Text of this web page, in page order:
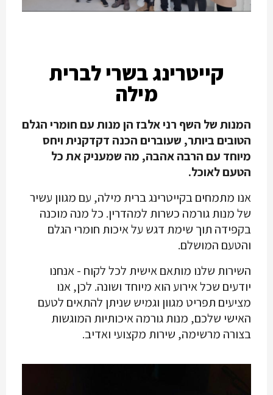
קייטרינג בשרי לברית
מילה
המנות של השף רני אלבז הן מנות עם חומרי הגלם
הטובים ביותר, שעוברים הכנה דקדקנית ויחס
מיוחד עם הרבה אהבה, מה שמעניק את כל
הטעם לאוכל.
אנו מתמחים בקייטרינג ברית מילה, עם מגוון עשיר
של מנות גורמה כשרות למהדרין. כל מנה מוכנה
בקפידה תוך שימת דגש על איכות חומרי הגלם
והטעם המושלם.
השירות שלנו מותאם אישית לכל לקוח - אנחנו
יודעים שכל אירוע הוא מיוחד ושונה. לכן, אנו
מציעים תפריט מגוון וגמיש שניתן להתאים לטעם
האישי שלכם, מנות גורמה איכותיות המוגשות
בצורה מרשימה, שירות מקצועי ואדיב.